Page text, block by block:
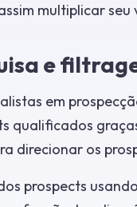
multiplicar seu
e
em
qualificados
direcionar os
prospects